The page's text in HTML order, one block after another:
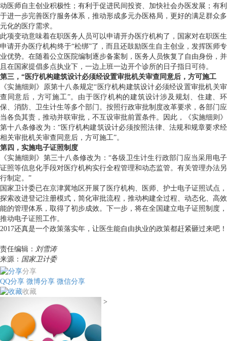
动医师自主创业积极性；有利于促进民间投资、加快社会办医发展；有利
于进一步完善医疗服务体系，推动形成多元办医格局，更好的满足群众多
元化的医疗需求。
此项变动意味着在职医务人员可以申请开办医疗机构了，国家对在职医生
申请开办医疗机构终于“松绑”了，而且还鼓励医生自主创业，发挥医师专
业优势。在随着公立医院编制逐步备案制，医务人员恢复了自由身份，并
且在国家提倡多点执业下，一边上班一边开个诊所的日子指日可待。
第三，“医疗机构建筑设计必须经设置审批机关审查同意后，方可施工
《实施细则》原第十八条规定“医疗机构建筑设计必须经设置审批机关审
查同意后，方可施工”。由于医疗机构的建筑设计涉及规划、住建、环
保、消防、卫生计生等多个部门。按照行政审批制度改革要求，各部门应
当各负其责，推动并联审批，不互设审批前置条件。因此，《实施细则》
第十八条修改为：“医疗机构建筑设计必须按照法律、法规和规章要求经
相关审批机关审查同意后，方可施工”。
第四，实施电子证照制度
《实施细则》第三十八条修改为：“各级卫生计生行政部门应当采用电子
证照等信息化手段对医疗机构实行全程管理和动态监管。有关管理办法另
行制定。”
国家卫计委已在京津冀地区开展了医疗机构、医师、护士电子证照试点，
探索改进登记注册模式，简化审批流程，推动构建全过程、动态化、高效
能的管理体系，取得了初步成效。下一步，将在全国建立电子证照制度，
推动电子证照工作。
2017还真是一个政策落实年，让医生能自由执业的政策都赶紧砸过来吧！
责任编辑： 刘雪涛
来源： 国家卫计委
分享
QQ分享 微博分享 微信分享
收藏
>